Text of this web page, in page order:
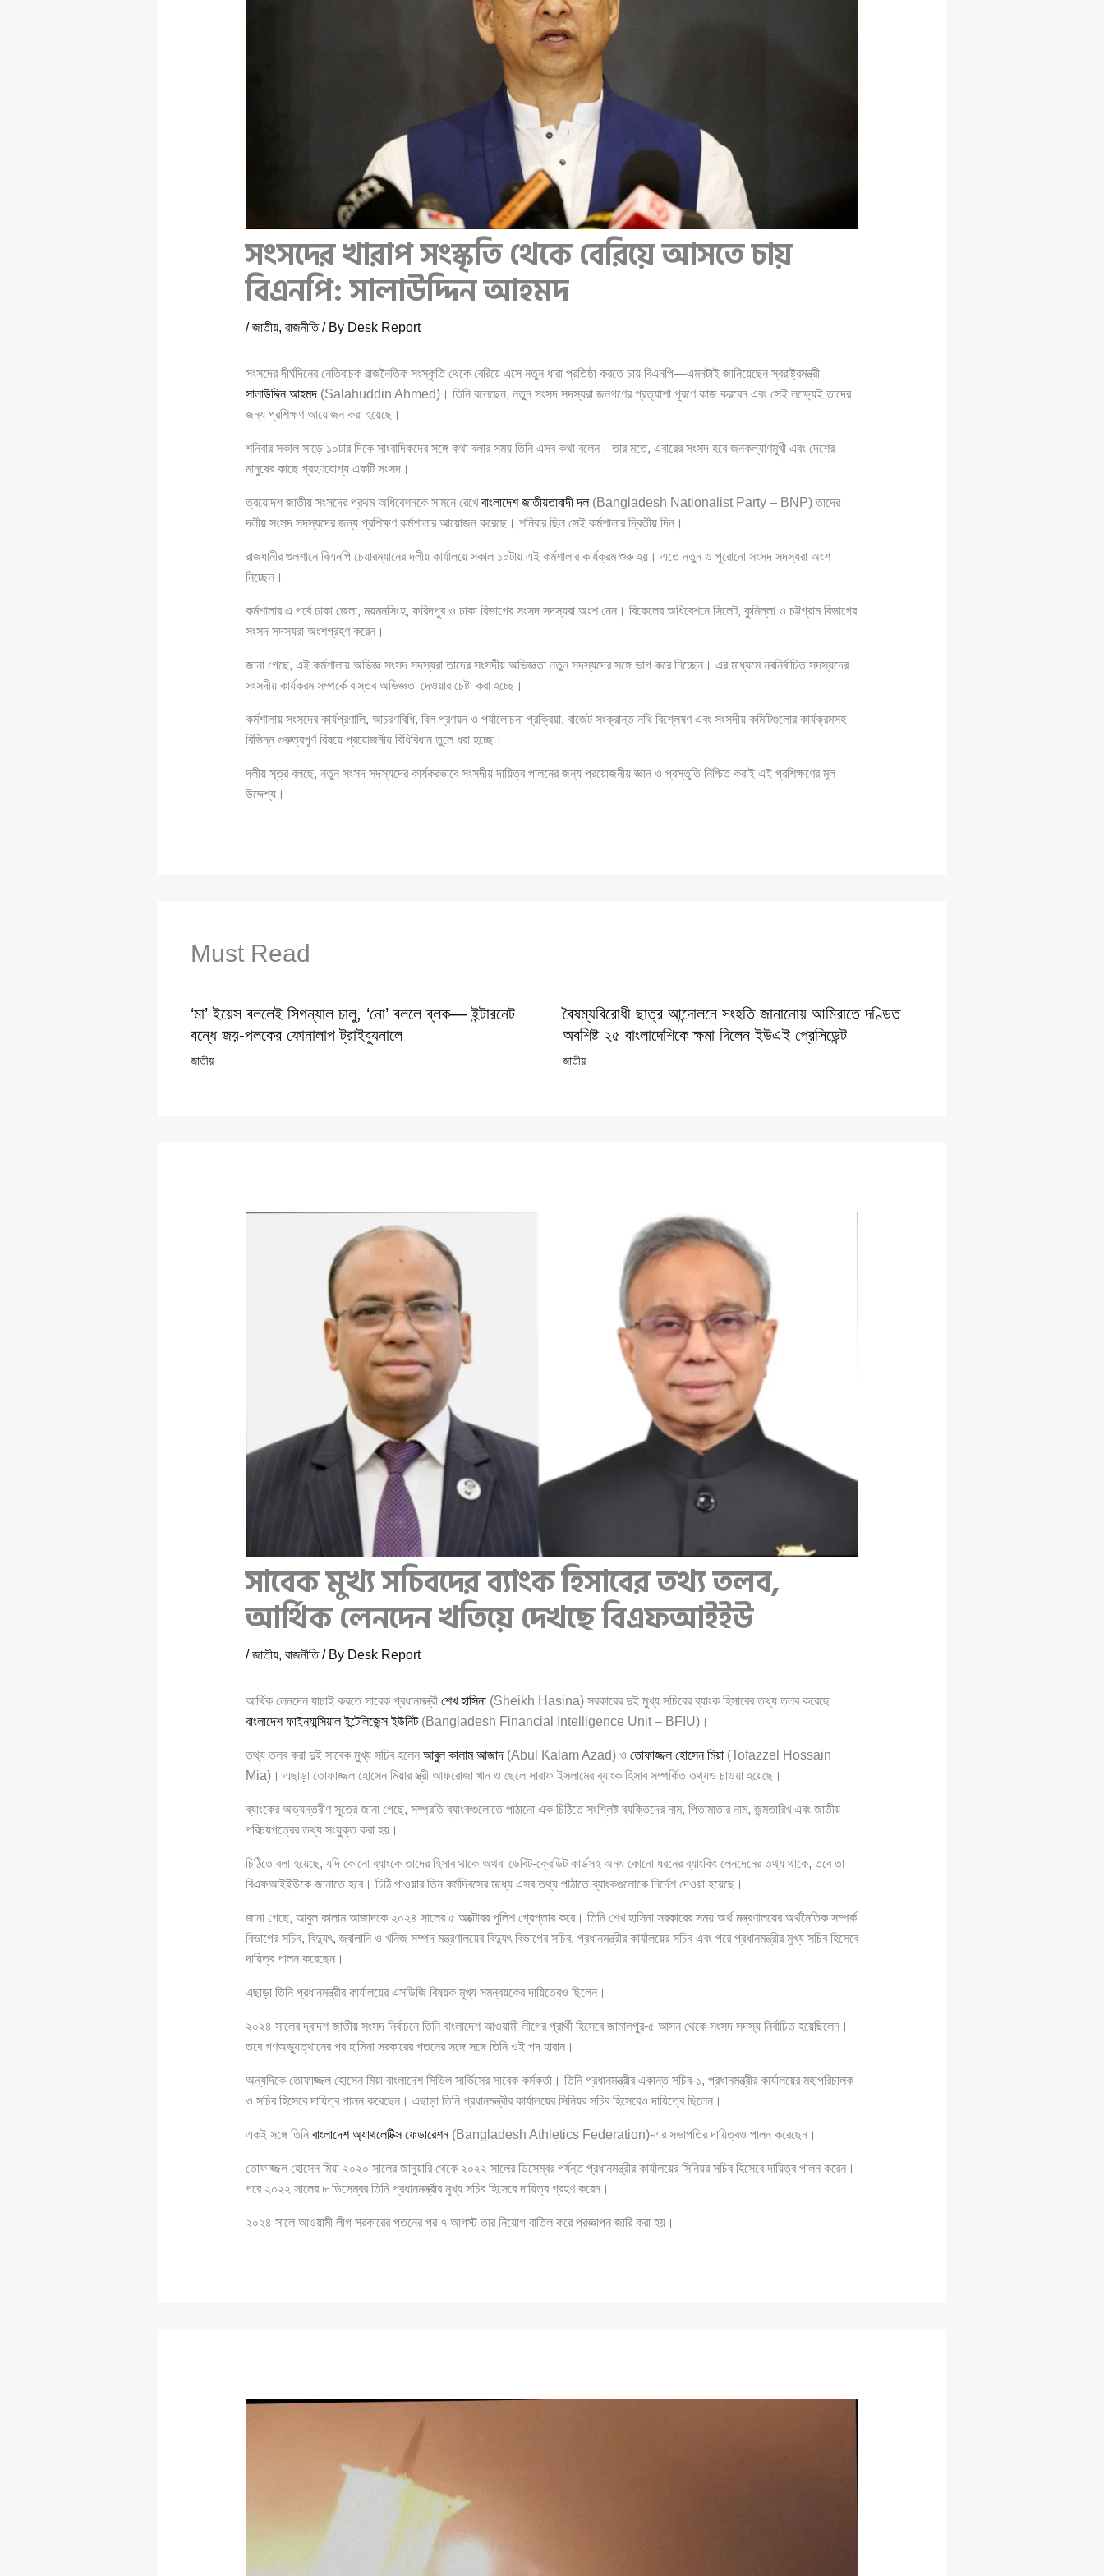
সংসদের খারাপ সংস্কৃতি থেকে বেরিয়ে আসতে চায়
বিএনপি: সালাউদ্দিন আহমদ
/জাতীয়, রাজনীতি/ By Desk Report
সংসদের দীর্ঘদিনের নেতিবাচক রাজনৈতিক সংস্কৃতি থেকে বেরিয়ে এসে নতুন ধারা প্রতিষ্ঠা করতে চায় বিএনপি—এমনটাই জানিয়েছেন স্বরাষ্ট্রমন্ত্রী
সালাউদ্দিন আহমদ(Salahuddin Ahmed)। তিনি বলেছেন, নতুন সংসদ সদস্যরা জনগণের প্রত্যাশা পূরণে কাজ করবেন এবং সেই লক্ষ্যেই তাদের
জন্য প্রশিক্ষণ আয়োজন করা হয়েছে।
শনিবার সকাল সাড়ে ১০টার দিকে সাংবাদিকদের সঙ্গে কথা বলার সময় তিনি এসব কথা বলেন। তার মতে, এবারের সংসদ হবে জনকল্যাণমুখী এবং দেশের
মানুষের কাছে গ্রহণযোগ্য একটি সংসদ।
ত্রয়োদশ জাতীয় সংসদের প্রথম অধিবেশনকে সামনে রেখেবাংলাদেশ জাতীয়তাবাদী দল(Bangladesh Nationalist Party – BNP) তাদের
দলীয় সংসদ সদস্যদের জন্য প্রশিক্ষণ কর্মশালার আয়োজন করেছে। শনিবার ছিল সেই কর্মশালার দ্বিতীয় দিন।
রাজধানীর গুলশানে বিএনপি চেয়ারম্যানের দলীয় কার্যালয়ে সকাল ১০টায় এই কর্মশালার কার্যক্রম শুরু হয়। এতে নতুন ও পুরোনো সংসদ সদস্যরা অংশ
নিচ্ছেন।
কর্মশালার এ পর্বে ঢাকা জেলা, ময়মনসিংহ, ফরিদপুর ও ঢাকা বিভাগের সংসদ সদস্যরা অংশ নেন। বিকেলের অধিবেশনে সিলেট, কুমিল্লা ও চট্টগ্রাম বিভাগের
সংসদ সদস্যরা অংশগ্রহণ করেন।
জানা গেছে, এই কর্মশালায় অভিজ্ঞ সংসদ সদস্যরা তাদের সংসদীয় অভিজ্ঞতা নতুন সদস্যদের সঙ্গে ভাগ করে নিচ্ছেন। এর মাধ্যমে নবনির্বাচিত সদস্যদের
সংসদীয় কার্যক্রম সম্পর্কে বাস্তব অভিজ্ঞতা দেওয়ার চেষ্টা করা হচ্ছে।
কর্মশালায় সংসদের কার্যপ্রণালি, আচরণবিধি, বিল প্রণয়ন ও পর্যালোচনা প্রক্রিয়া, বাজেট সংক্রান্ত নথি বিশ্লেষণ এবং সংসদীয় কমিটিগুলোর কার্যক্রমসহ
বিভিন্ন গুরুত্বপূর্ণ বিষয়ে প্রয়োজনীয় বিধিবিধান তুলে ধরা হচ্ছে।
দলীয় সূত্র বলছে, নতুন সংসদ সদস্যদের কার্যকরভাবে সংসদীয় দায়িত্ব পালনের জন্য প্রয়োজনীয় জ্ঞান ও প্রস্তুতি নিশ্চিত করাই এই প্রশিক্ষণের মূল
উদ্দেশ্য।
Must Read
‘মা’ ইয়েস বললেই সিগন্যাল চালু, ‘নো’ বললে ব্লক— ইন্টারনেট
বন্ধে জয়-পলকের ফোনালাপ ট্রাইব্যুনালে
জাতীয়
বৈষম্যবিরোধী ছাত্র আন্দোলনে সংহতি জানানোয় আমিরাতে দণ্ডিত
অবশিষ্ট ২৫ বাংলাদেশিকে ক্ষমা দিলেন ইউএই প্রেসিডেন্ট
জাতীয়
সাবেক মুখ্য সচিবদের ব্যাংক হিসাবের তথ্য তলব,
আর্থিক লেনদেন খতিয়ে দেখছে বিএফআইইউ
/জাতীয়, রাজনীতি/ By Desk Report
আর্থিক লেনদেন যাচাই করতে সাবেক প্রধানমন্ত্রী শেখ হাসিনা(Sheikh Hasina) সরকারের দুই মুখ্য সচিবের ব্যাংক হিসাবের তথ্য তলব করেছে
বাংলাদেশ ফাইন্যান্সিয়াল ইন্টেলিজেন্স ইউনিট(Bangladesh Financial Intelligence Unit – BFIU)।
তথ্য তলব করা দুই সাবেক মুখ্য সচিব হলেন আবুল কালাম আজাদ(Abul Kalam Azad) ও তোফাজ্জল হোসেন মিয়া(Tofazzel Hossain
Mia)। এছাড়া তোফাজ্জল হোসেন মিয়ার স্ত্রী আফরোজা খান ও ছেলে সারাফ ইসলামের ব্যাংক হিসাব সম্পর্কিত তথ্যও চাওয়া হয়েছে।
ব্যাংকের অভ্যন্তরীণ সূত্রে জানা গেছে, সম্প্রতি ব্যাংকগুলোতে পাঠানো এক চিঠিতে সংশ্লিষ্ট ব্যক্তিদের নাম, পিতামাতার নাম, জন্মতারিখ এবং জাতীয়
পরিচয়পত্রের তথ্য সংযুক্ত করা হয়।
চিঠিতে বলা হয়েছে, যদি কোনো ব্যাংকে তাদের হিসাব থাকে অথবা ডেবিট-ক্রেডিট কার্ডসহ অন্য কোনো ধরনের ব্যাংকিং লেনদেনের তথ্য থাকে, তবে তা
বিএফআইইউকে জানাতে হবে। চিঠি পাওয়ার তিন কর্মদিবসের মধ্যে এসব তথ্য পাঠাতে ব্যাংকগুলোকে নির্দেশ দেওয়া হয়েছে।
জানা গেছে, আবুল কালাম আজাদকে ২০২৪ সালের ৫ অক্টোবর পুলিশ গ্রেপ্তার করে। তিনি শেখ হাসিনা সরকারের সময় অর্থ মন্ত্রণালয়ের অর্থনৈতিক সম্পর্ক
বিভাগের সচিব, বিদ্যুৎ, জ্বালানি ও খনিজ সম্পদ মন্ত্রণালয়ের বিদ্যুৎ বিভাগের সচিব, প্রধানমন্ত্রীর কার্যালয়ের সচিব এবং পরে প্রধানমন্ত্রীর মুখ্য সচিব হিসেবে
দায়িত্ব পালন করেছেন।
এছাড়া তিনি প্রধানমন্ত্রীর কার্যালয়ের এসডিজি বিষয়ক মুখ্য সমন্বয়কের দায়িত্বেও ছিলেন।
২০২৪ সালের দ্বাদশ জাতীয় সংসদ নির্বাচনে তিনি বাংলাদেশ আওয়ামী লীগের প্রার্থী হিসেবে জামালপুর-৫ আসন থেকে সংসদ সদস্য নির্বাচিত হয়েছিলেন।
তবে গণঅভ্যুত্থানের পর হাসিনা সরকারের পতনের সঙ্গে সঙ্গে তিনি ওই পদ হারান।
অন্যদিকে তোফাজ্জল হোসেন মিয়া বাংলাদেশ সিভিল সার্ভিসের সাবেক কর্মকর্তা। তিনি প্রধানমন্ত্রীর একান্ত সচিব-১, প্রধানমন্ত্রীর কার্যালয়ের মহাপরিচালক
ও সচিব হিসেবে দায়িত্ব পালন করেছেন। এছাড়া তিনি প্রধানমন্ত্রীর কার্যালয়ের সিনিয়র সচিব হিসেবেও দায়িত্বে ছিলেন।
একই সঙ্গে তিনি বাংলাদেশ অ্যাথলেটিক্স ফেডারেশন(Bangladesh Athletics Federation)-এর সভাপতির দায়িত্বও পালন করেছেন।
তোফাজ্জল হোসেন মিয়া ২০২০ সালের জানুয়ারি থেকে ২০২২ সালের ডিসেম্বর পর্যন্ত প্রধানমন্ত্রীর কার্যালয়ের সিনিয়র সচিব হিসেবে দায়িত্ব পালন করেন।
পরে ২০২২ সালের ৮ ডিসেম্বর তিনি প্রধানমন্ত্রীর মুখ্য সচিব হিসেবে দায়িত্ব গ্রহণ করেন।
২০২৪ সালে আওয়ামী লীগ সরকারের পতনের পর ৭ আগস্ট তার নিয়োগ বাতিল করে প্রজ্ঞাপন জারি করা হয়।